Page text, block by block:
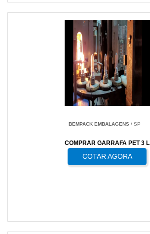
BEMPACK EMBALAGENS/ SP
COMPRAR GARRAFA PET 3 L
COTAR AGORA